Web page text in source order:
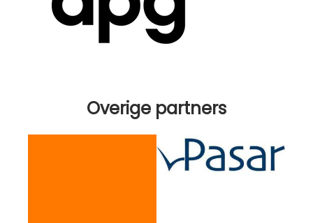
Overige partners